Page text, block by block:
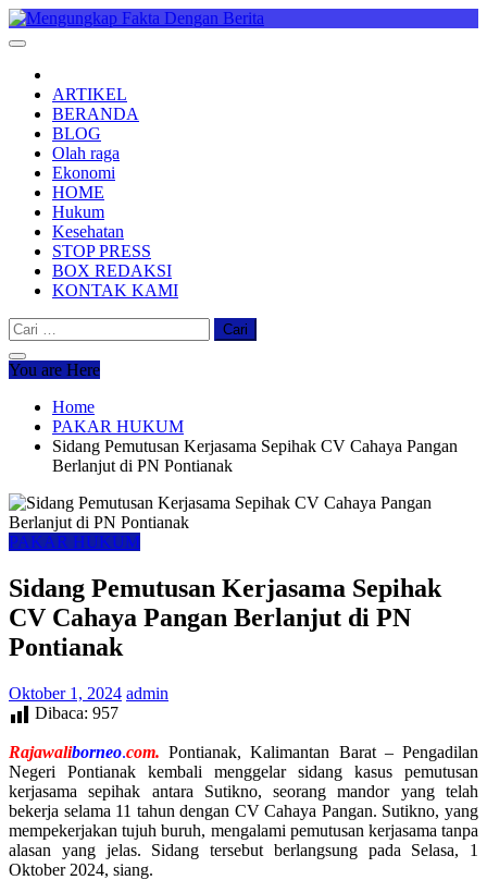
Skip
to
ARTIKEL
BERANDA
BLOG
Olah raga
Ekonomi
HOME
Hukum
Kesehatan
STOP PRESS
BOX REDAKSI
KONTAK KAMI
Cari
untuk:
You are Here
Home
PAKAR HUKUM
Sidang Pemutusan Kerjasama Sepihak CV Cahaya Pangan
Berlanjut di PN Pontianak
PAKAR HUKUM
Sidang Pemutusan Kerjasama Sepihak
CV Cahaya Pangan Berlanjut di PN
Pontianak
Oktober 1, 2024 admin
Dibaca: 957
Rajawaliborneo.com.Pontianak, Kalimantan Barat – Pengadilan
Negeri Pontianak kembali menggelar sidang kasus pemutusan
kerjasama sepihak antara Sutikno, seorang mandor yang telah
bekerja selama 11 tahun dengan CV Cahaya Pangan. Sutikno, yang
mempekerjakan tujuh buruh, mengalami pemutusan kerjasama tanpa
alasan yang jelas. Sidang tersebut berlangsung pada Selasa, 1
Oktober 2024, siang.